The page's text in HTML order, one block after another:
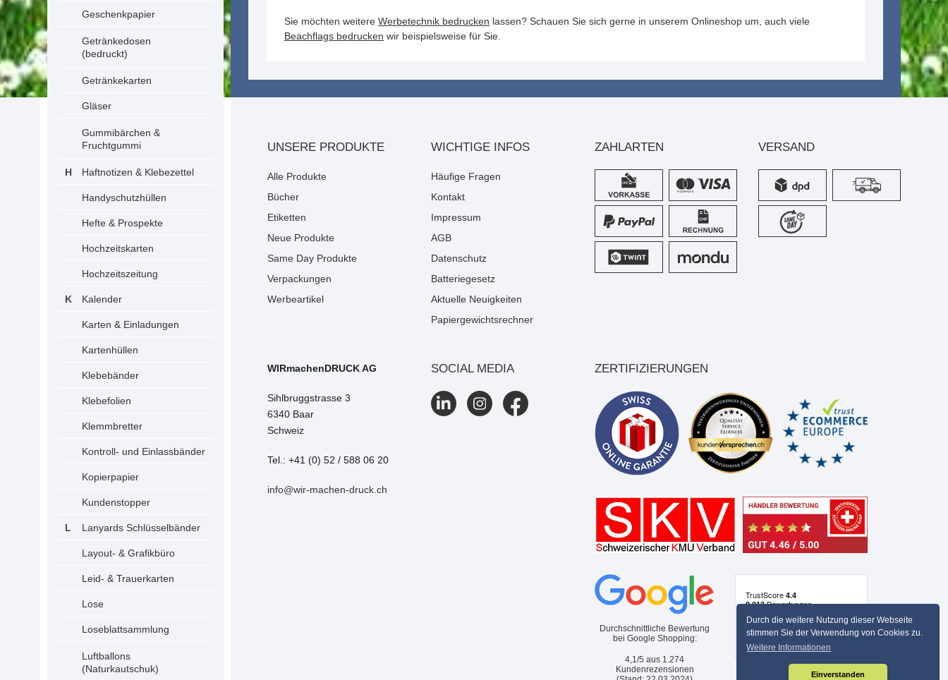
Durch die weitere Nutzung dieser Webseite
stimmen Sie der Verwendung von Cookies zu.
Weitere Informationen
Einverstanden
Geschenkpapier
Getränkedosen
(bedruckt)
Getränkekarten
Gläser
Gummibärchen &
Fruchtgummi
Haftnotizen & Klebezettel
Handyschutzhüllen
Hefte & Prospekte
Hochzeitskarten
Hochzeitszeitung
Kalender
Karten & Einladungen
Kartenhüllen
Klebebänder
Klebefolien
Klemmbretter
Kontroll- und Einlassbänder
Kopierpapier
Kundenstopper
Lanyards Schlüsselbänder
Layout- & Grafikbüro
Leid- & Trauerkarten
Lose
Loseblattsammlung
Luftballons
(Naturkautschuk)
Sie möchten weitere Werbetechnik bedrucken lassen? Schauen Sie sich gerne in unserem Onlineshop um, auch viele
Beachflags bedrucken wir beispielsweise für Sie.
UNSERE PRODUKTE
Alle Produkte
Bücher
Etiketten
Neue Produkte
Same Day Produkte
Verpackungen
Werbeartikel
WICHTIGE INFOS
Häufige Fragen
Kontakt
Impressum
AGB
Datenschutz
Batteriegesetz
Aktuelle Neuigkeiten
Papiergewichtsrechner
ZAHLARTEN VERSAND
WIRmachenDRUCK AG
Sihlbruggstrasse 3
6340 Baar
Schweiz
Tel.: +41 (0) 52 / 588 06 20
info@wir-machen-druck.ch
SOCIAL MEDIA ZERTIFIZIERUNGEN
Durchschnittliche Bewertung
bei Google Shopping:
4,1/5 aus 1.274
Kundenrezensionen